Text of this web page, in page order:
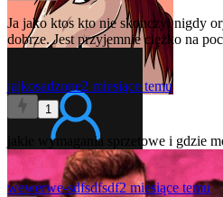
Ja jako ktos kto nie skonczyl nigdy
dobrze. Jest przyjemnie ciężko na
jajkosadzone2 miesiące temu
1
jakie wymagania sprzetowe i gdzie
wewerwe-sdfsdfsdf2 miesiące temu